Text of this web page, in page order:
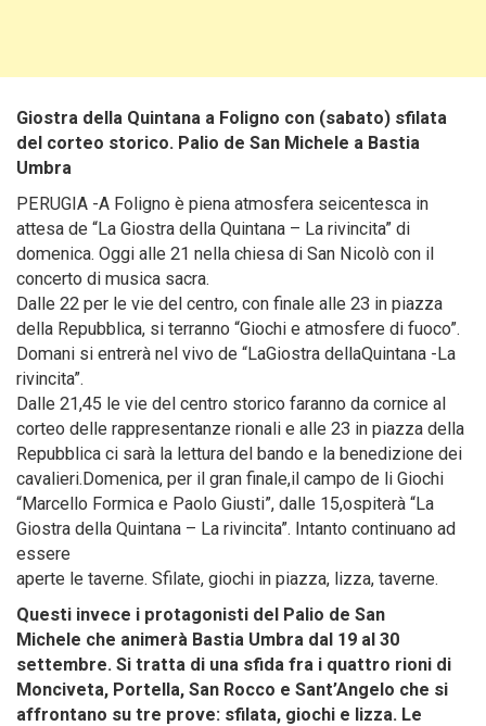
Giostra della Quintana a Foligno con (sabato) sfilata
del corteo storico. Palio de San Michele a Bastia
Umbra
PERUGIA -A Foligno è piena atmosfera seicentesca in
attesa de “La Giostra della Quintana – La rivincita” di
domenica. Oggi alle 21 nella chiesa di San Nicolò con il
concerto di musica sacra.
Dalle 22 per le vie del centro, con finale alle 23 in piazza
della Repubblica, si terranno “Giochi e atmosfere di fuoco”.
Domani si entrerà nel vivo de “LaGiostra dellaQuintana -La
rivincita”.
Dalle 21,45 le vie del centro storico faranno da cornice al
corteo delle rappresentanze rionali e alle 23 in piazza della
Repubblica ci sarà la lettura del bando e la benedizione dei
cavalieri.Domenica, per il gran finale,il campo de li Giochi
“Marcello Formica e Paolo Giusti”, dalle 15,ospiterà “La
Giostra della Quintana – La rivincita”. Intanto continuano ad
essere
aperte le taverne. Sfilate, giochi in piazza, lizza, taverne.
Questi invece i protagonisti del Palio de San
Michele che animerà Bastia Umbra dal 19 al 30
settembre. Si tratta di una sfida fra i quattro rioni di
Monciveta, Portella, San Rocco e Sant’Angelo che si
affrontano su tre prove: sfilata, giochi e lizza. Le